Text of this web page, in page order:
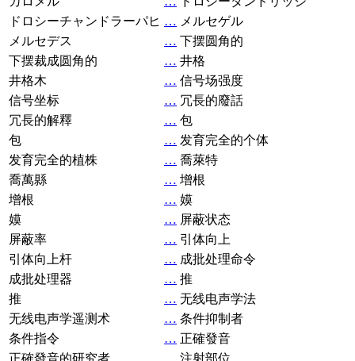
ドロシーチャンドラーパヒ … メルセゲル
メルセデス
… 下摆圆角的
下摆裁成圆角的
… 井格
井格木
… 信号场强度
信号坐标
… 冗長的廢話
冗長的解釋
… 包
包
… 发育完全的个体
发育完全的植株
… 喬萊特
喬萬縣
… 增根
增根
… 嫫
嫫
… 屏蔽状态
屏蔽率
… 引体向上
引体向上杆
… 成批处理命令
成批处理器
… 推
推
… 无线电声学法
无线电声学遥测术
… 条件抑制者
条件指令
… 正確發音
正確發音的研究者
… 注射部位